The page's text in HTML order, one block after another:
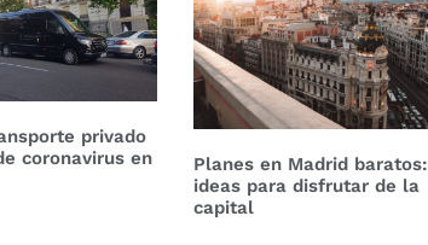
privado
coronavirus en
Planes en Madrid baratos:
ideas para disfrutar de la
capital